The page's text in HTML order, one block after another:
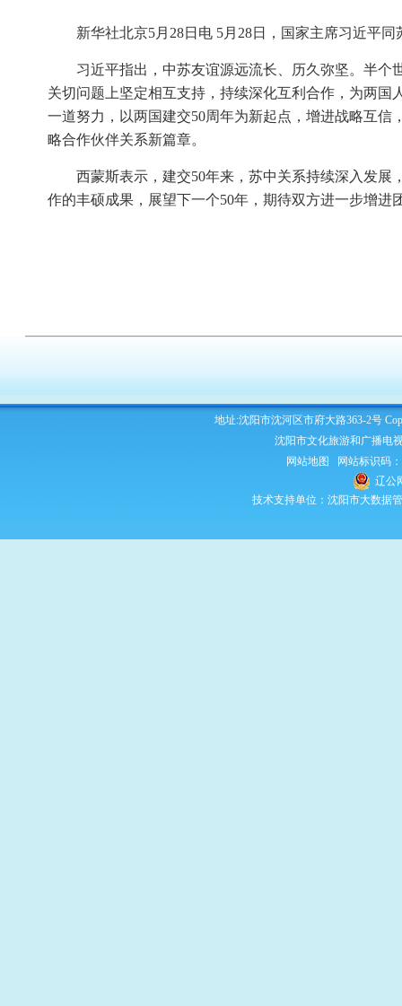
新华社北京5月28日电 5月28日，国家主席习近平
习近平指出，中苏友谊源远流长、历久弥坚。半
关切问题上坚定相互支持，持续深化互利合作，为两
一道努力，以两国建交50周年为新起点，增进战略互
略合作伙伴关系新篇章。
西蒙斯表示，建交50年来，苏中关系持续深入发
作的丰硕成果，展望下一个50年，期待双方进一步增
地址:沈阳市沈河区市府大路363-2号
沈阳市文化旅游和广播电
网站地图
网站标识码
辽公
技术支持单位：沈阳市大数据